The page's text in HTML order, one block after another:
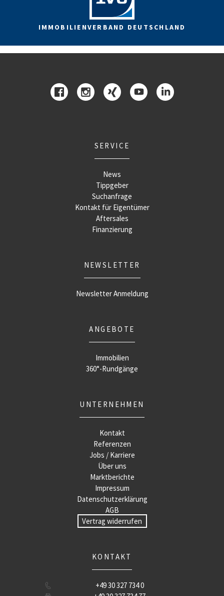
IMMOBILIENVERBAND DEUTSCHLAND
SERVICE
News
Tippgeber
Suchanfrage
Kontakt für Eigentümer
Aftersales
Finanzierung
NEWSLETTER
Newsletter Anmeldung
ANGEBOTE
Immobilien
360°-Rundgänge
UNTERNEHMEN
Kontakt
Referenzen
Jobs / Karriere
Über uns
Marktberichte
Impressum
Datenschutzerklärung
AGB
Vertrag widerrufen
KONTAKT
+49 30 327 734 0